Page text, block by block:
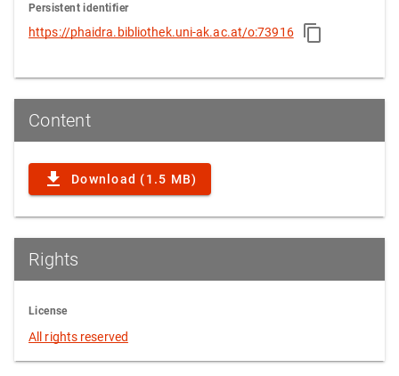
Persistent identifier
https://phaidra.bibliothek.uni-ak.ac.at/o:73916
Content
Download (1.5 MB)
Rights
License
All rights reserved